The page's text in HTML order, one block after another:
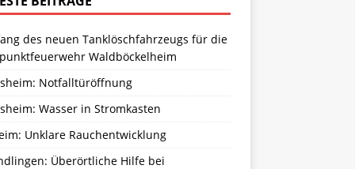
des neuen Tanklöschfahrzeugs für die
Waldböckelheim
Notfalltüröffnung
Wasser in Stromkasten
Unklare Rauchentwicklung
Überörtliche Hilfe bei